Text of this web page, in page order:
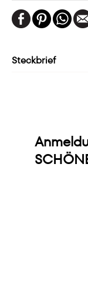
Steckbrief